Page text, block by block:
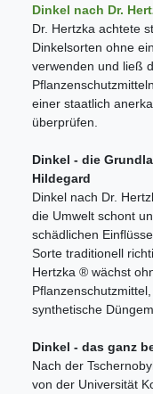
Dinkel nach Dr.
Dr. Hertzka achtete
Dinkelsorten ohne
verwenden und ließ
einer staatlich
überprüfen.
Dinkel - die
Hildegard
Dinkel nach Dr.
die Umwelt schont
schädlichen
Sorte traditionell
Hertzka ® wächst
synthetische
Dinkel - das ganz
Nach der
von der Universität